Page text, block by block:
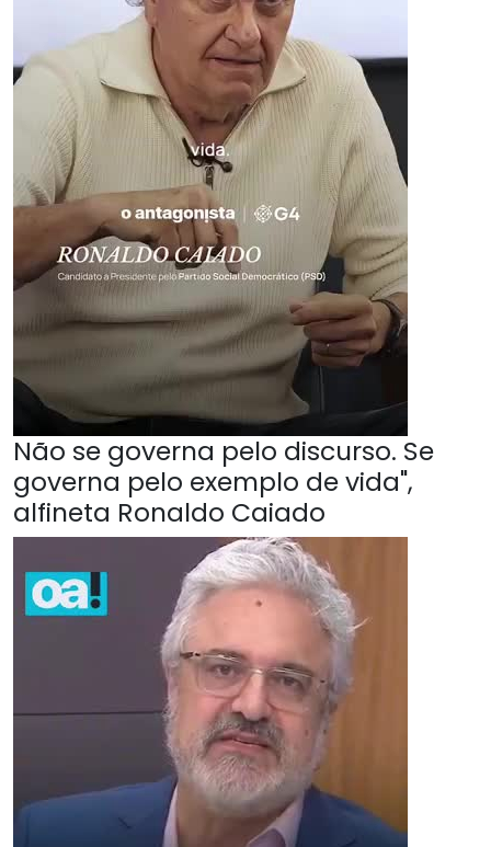
Não se governa pelo discurso. Se
governa pelo exemplo de vida",
alfineta Ronaldo Caiado